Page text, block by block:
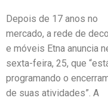
Depois de 17 anos no
mercado, a rede de
e móveis Etna anuncia
sexta-feira, 25, que
programando o
de suas atividades”. A